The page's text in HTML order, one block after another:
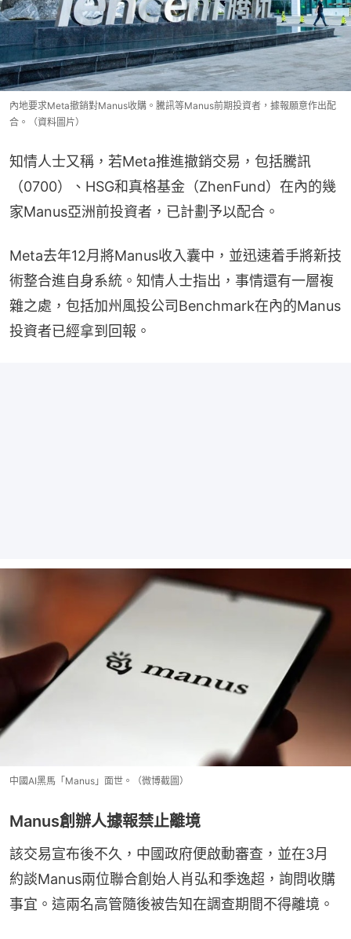
內地要求Meta撤銷對Manus收購。騰訊等Manus前期投資者，據報願意作出配
合。（資料圖片）
知情人士又稱，若Meta推進撤銷交易，包括騰訊
（0700）、HSG和真格基金（ZhenFund）在內的幾
家Manus亞洲前投資者，已計劃予以配合。
Meta去年12月將Manus收入囊中，並迅速着手將新技
術整合進自身系統。知情人士指出，事情還有一層複
雜之處，包括加州風投公司Benchmark在內的Manus
投資者已經拿到回報。
中國AI黑馬「Manus」面世。（微博截圖）
Manus創辦人據報禁止離境
該交易宣布後不久，中國政府便啟動審查，並在3月
約談Manus兩位聯合創始人肖弘和季逸超，詢問收購
事宜。這兩名高管隨後被告知在調查期間不得離境。